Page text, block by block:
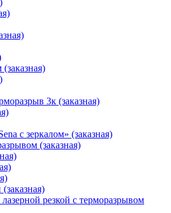
(заказная)
3к (заказная)
с зеркалом» (заказная)
(заказная)
резкой с терморазрывом